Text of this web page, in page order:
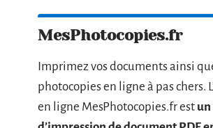
MesPhotocopies.fr
Imprimez vos documents ainsi
photocopies en ligne à pas chers.
en ligne MesPhotocopies.fr est un